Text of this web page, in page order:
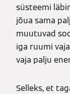
süsteemi
jõua sama
muutuvad
iga ruumi
vaja palju
Selleks, et